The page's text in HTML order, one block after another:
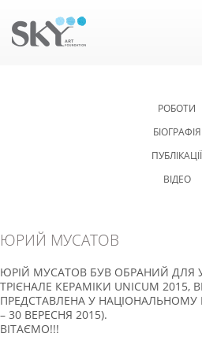
РОБОТИ
БІОГРАФІЯ
ПУБЛІКАЦІЇ
ВІДЕО
ЮРИЙ МУСАТОВ
ЮРІЙ МУСАТОВ БУВ ОБРАНИЙ ДЛЯ
ТРІЄНАЛЕ КЕРАМІКИ UNICUM 2015,
ПРЕДСТАВЛЕНА У НАЦІОНАЛЬНОМУ
– 30 ВЕРЕСНЯ 2015).
ВІТАЄМО!!!